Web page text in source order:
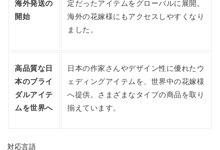
海外発送の
開始
定だったアイテムをグローバルに展開。
海外の花嫁様にもアクセスしやすくなり
ました。
高品質な日
本のブライ
ダルアイテ
ムを世界へ
日本の作家さんやデザイン性に優れたウ
ェディングアイテムを、世界中の花嫁様
へ提供。さまざまなタイプの商品を取り
揃えています。
対応言語